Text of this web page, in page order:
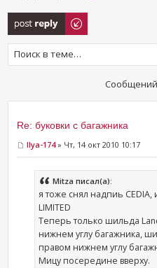
Ответить
Re: буковки с багажника
Ilya-174» Чт, 14 окт 2010 10:17
Mitza писал(а):
я тоже снял надпиь CEDIA,
LIMITED
Теперь только шильда
нижнем углу багажника,
правом нижнем углу
Мицу посередине вверху.